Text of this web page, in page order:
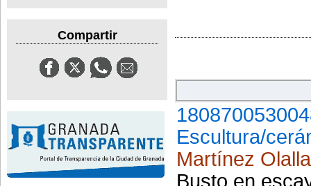
Compartir
Escultura/
Martínez
Busto en